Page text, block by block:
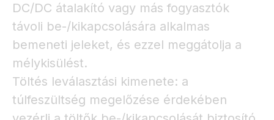
DC/DC átalakító vagy más fogyasztók
távoli be-/kikapcsolására alkalmas
bemeneti jeleket, és ezzel meggátolja a
mélykisülést.
Töltés leválasztási kimenete: a
túlfeszültség megelőzése érdekében